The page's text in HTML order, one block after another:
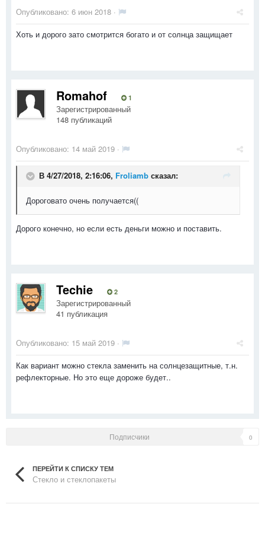
Опубликовано: 6 июн 2018 ·
Хоть и дорого зато смотрится богато и от солнца защищает
Romahof 1
Зарегистрированный
148 публикаций
Опубликовано: 14 май 2019 ·
В 4/27/2018, 2:16:06, Froliamb сказал:
Дороговато очень получается((
Дорого конечно, но если есть деньги можно и поставить.
Techie 2
Зарегистрированный
41 публикация
Опубликовано: 15 май 2019 ·
Как вариант можно стекла заменить на солнцезащитные, т.н.
рефлекторные. Но это еще дороже будет..
Подписчики 0
ПЕРЕЙТИ К СПИСКУ ТЕМ
Стекло и стеклопакеты